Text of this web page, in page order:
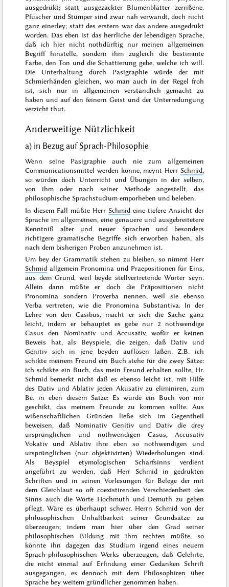
ausgedrükt; statt ausgezackterBlumenblätter zerrißene.
Pfuscher und Stümper sind zwar nah verwandt, doch nicht
ganz einerley; statt des erstern war das andere ausgedrükt
worden. Das eben ist das herrliche der lebendigen Sprache,
daß ich hier nicht nothdürftig nur meinen allgemeinen
Begriff hinstelle, sondern ihm zugleich die bestimmte
Farbe, den Ton und die Schattierung gebe, welche ich will.
Die Unterhaltung durch Pasigraphie würde der mit
Schmierhänden gleichen, wo man auch in der Regel froh
ist, sich nur in allgemeinen verständlich gemacht zu
haben und auf den feinern Geist und der Unterredungung
verzicht thut.
Anderweitige Nützlichkeit
a) in Bezug auf Sprach-Philosophie
Wenn seine Pasigraphie auch nie zum allgemeinen
Communicationsmittel werden könne, meynt Herr Schmid,
so würden doch Unterricht und Übungen in der selben,
von ihm oder nach seiner Methodeangestellt, das
philosophische Sprachstudium emporheben und beleben.
In diesem Fall müßte Herr Schmideine tiefere Ansicht der
Sprache im allgemeinen, eine genauere und ausgebreitetere
Kenntniß alter und neuer Sprachen und besonders
richtigere gramatische Begriffe sich erworben haben, als
nach dem bisherigen Proben anzunehmen ist.
Um bey der Grammatik stehen zu bleiben, so nimmt Herr
Schmid allgemein Pronomina und Praepositionen für Eins,
aus dem Grund, weil beyde stellvertretende Wörter seyn.
Allein dann müßte er doch die Präpositionen nicht
Pronomina sondern Proverba nennen, weil sie ebenso
Verba vertreten, wie die Pronomina Substantiva. In der
Lehre von den Casibus, macht er sich die Sache ganz
leicht, indem er behauptet es gebe nur 2 nothwendige
Casus den Nominativ und Accusativ, wofür er keinen
Beweis hat, als Beyspiele, die zeigen, daß Dativ und
Genitiv sich in jene beyden auflösen laßen. Z.B. ich
schikte meinem Freund ein Buch stehe für die zwey Sätze:
ich schikte ein Buch, das mein Freund erhalten sollte; Hr.
Schmid bemerkt nicht daß es ebenso leicht ist, mit Hilfe
des Dativ und Ablativ jeden Akusativ zu eliminiren, zum
Be. in eben diesem Satze: Es wurde ein Buch von mir
geschikt, das meinem Freunde zu kommen sollte. Aus
wißenschaftlichen Gründen ließe sich im Gegentheil
beweisen, daß Nominativ Genitiv und Dativ die drey
ursprünglichen und nothwendigen Casus, Accusativ
Vokativ und Ablativ ihre eben so nothwendigen und
ursprünglichen (nur objektivirten) Wiederholungen sind.
Als Beyspiel etymologischen Scharfsinns verdient
angeführt zu werden, daß Herr Schmid in gedrukten
Schriften und in seinen Vorlesungen für Belege der mit
dem Gleichlaut so oft coexistirenden Verschiedenheit des
Sinns auch die Worte Hochmuth und Demuth zu geben
pflegt. Wäre es überhaupt schwer, Herrn Schmid von der
philosophischen Unhaltbarkeit seiner Grundsätze zu
überzeugen; indem man hier über den Grad seiner
philosophischen Bildung mit ihm rechten müßte, so
könnte ihn dagegen das Studium irgend eines neuern
Sprach-philosophischen Werks überzeugen, daß Gelehrte,
die nicht einmal auf Erfindung einer Gedanken Schrift
ausgegangen, es dennoch mit dem Philosophiren über
Sprache bey weitem gründlicher genommen haben.